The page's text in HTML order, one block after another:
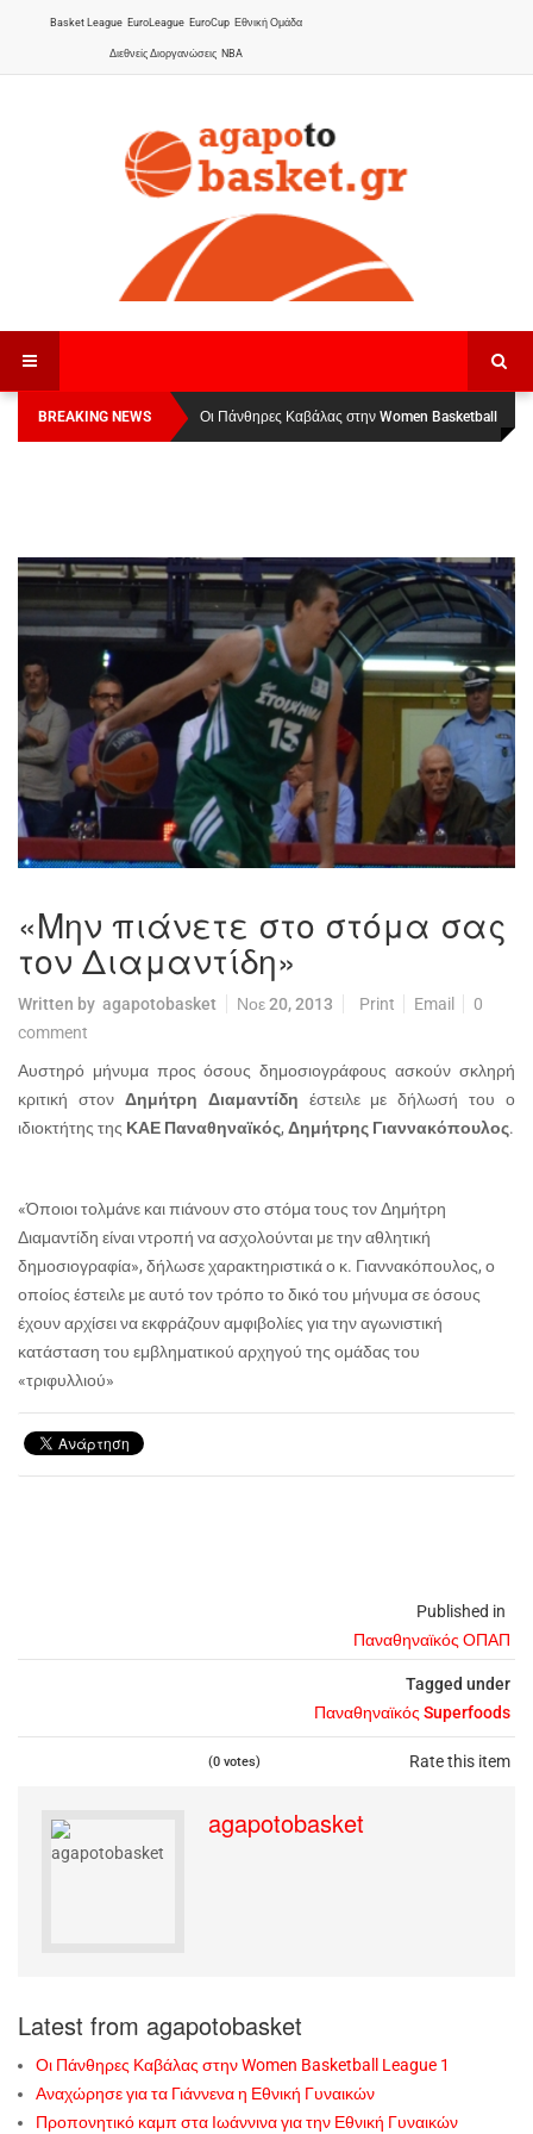
Basket League EuroLeague EuroCup Εθνική Ομάδα
Διεθνείς Διοργανώσεις NBA
BREAKING NEWS
Οι Πάνθηρες Καβάλας στην Women Basketball
League 1
Αναχώρησε για τα Γιάννενα η Εθνική Γυναικών
«Μην πιάνετε στο στόμα σας
τον Διαμαντίδη»
Written by agapotobasket Νοε 20, 2013 Print Email
0
comment
Published in
Παναθηναϊκός ΟΠΑΠ
Tagged under
Παναθηναϊκός Superfoods
Rate this item
(0 votes)
Αυστηρό μήνυμα προς όσους δημοσιογράφους ασκούν σκληρή
κριτική στον Δημήτρη Διαμαντίδη έστειλε με δήλωσή του ο
ιδιοκτήτης της ΚΑΕ Παναθηναϊκός, Δημήτρης Γιαννακόπουλος.
«Όποιοι τολμάνε και πιάνουν στο στόμα τους τον Δημήτρη
Διαμαντίδη είναι ντροπή να ασχολούνται με την αθλητική
δημοσιογραφία», δήλωσε χαρακτηριστικά ο κ. Γιαννακόπουλος, ο
οποίος έστειλε με αυτό τον τρόπο το δικό του μήνυμα σε όσους
έχουν αρχίσει να εκφράζουν αμφιβολίες για την αγωνιστική
κατάσταση του εμβληματικού αρχηγού της ομάδας του
«τριφυλλιού»
agapotobasket
Latest from agapotobasket
Οι Πάνθηρες Καβάλας στην Women Basketball League 1
Αναχώρησε για τα Γιάννενα η Εθνική Γυναικών
Προπονητικό καμπ στα Ιωάννινα για την Εθνική Γυναικών